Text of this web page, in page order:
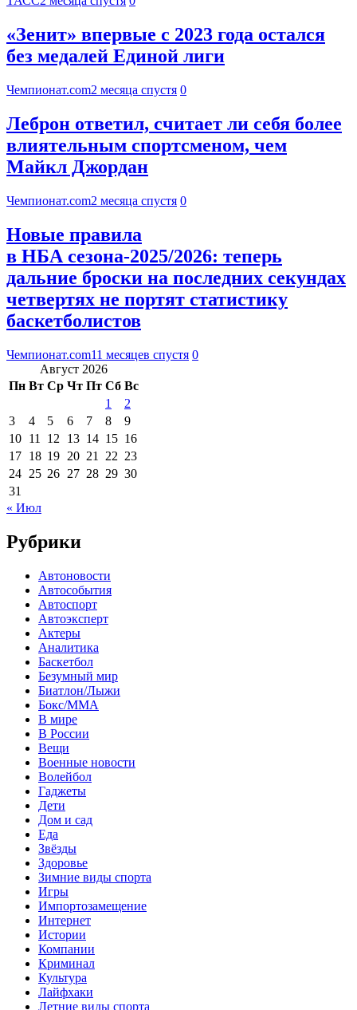
«Зенит» впервые с 2023 года остался
без медалей Единой лиги
Чемпионат.com2 месяца спустя 0
Леброн ответил, считает ли себя более
влиятельным спортсменом, чем
Майкл Джордан
Чемпионат.com2 месяца спустя 0
Новые правила
в НБА сезона-2025/2026: теперь
дальние броски на последних секундах
четвертях не портят статистику
баскетболистов
Чемпионат.com11 месяцев спустя 0
Август 2026
Пн Вт Ср Чт Пт Сб Вс
1
2
3
4 5 6 7 8
9
10 11 12 13 14 15 16
17 18 19 20 21 22 23
24 25 26 27 28 29 30
31
« Июл
Рубрики
Автоновости
Автособытия
Автоспорт
Автоэксперт
Актеры
Аналитика
Баскетбол
Безумный мир
Биатлон/Лыжи
Бокс/MMA
В мире
В России
Вещи
Военные новости
Волейбол
Гаджеты
Дети
Дом и сад
Еда
Звёзды
Здоровье
Зимние виды спорта
Игры
Импортозамещение
Интернет
Истории
Компании
Криминал
Культура
Лайфхаки
Летние виды спорта